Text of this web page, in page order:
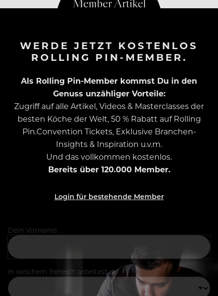
WERDE JETZT KOSTENLOS
ROLLING PIN-MEMBER.
Als Rolling Pin-Member kommst Du in den
Genuss unzähliger Vorteile:
Zugriff auf alle Artikel, Videos & Masterclasses der
besten Köche der Welt, 50 % Rabatt auf Rolling
Pin.Convention Tickets, Exklusive Branchen-
Insights & Inspiration u.v.m.
Und das vollkommen kostenlos.
Bereits über 120.000 Member.
Login für bestehende Member
Dein Vorname
In welchem Bereich arbeitest du